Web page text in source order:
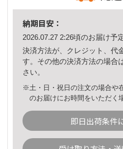
納期目安：
2026.07.27 2:26頃のお届け予
決済方法が、クレジット、代
す。その他の決済方法の場合
さい。
※土・日・祝日の注文の場合や
のお届けにお時間をいただく
即日出荷条件